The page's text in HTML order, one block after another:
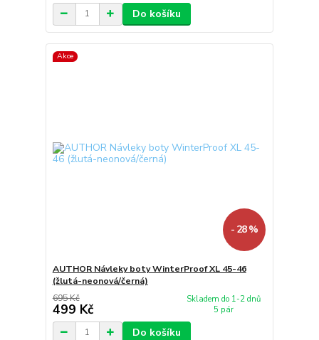
Do košíku
Akce
- 28 %
AUTHOR Návleky boty WinterProof XL 45-46
(žlutá-neonová/černá)
695 Kč
499 Kč
Skladem do 1-2 dnů
5 pár
Do košíku